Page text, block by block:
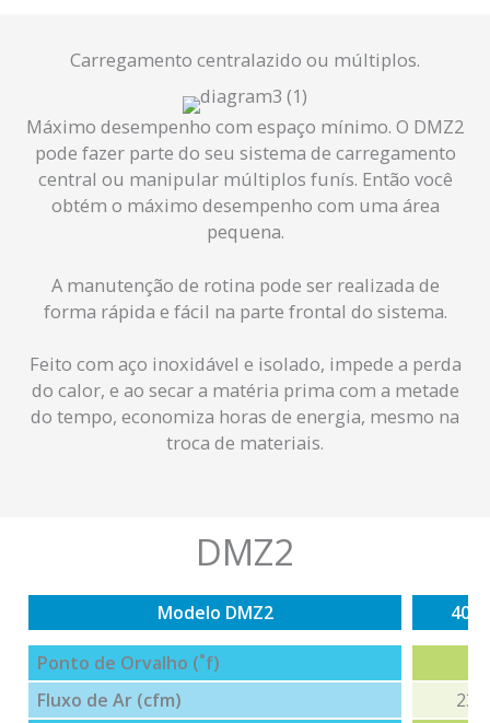
Carregamento centralazido ou múltiplos.
Máximo desempenho com espaço mínimo. O DMZ2
pode fazer parte do seu sistema de carregamento
central ou manipular múltiplos funís. Então você
obtém o máximo desempenho com uma área
pequena.
A manutenção de rotina pode ser realizada de
forma rápida e fácil na parte frontal do sistema.
Feito com aço inoxidável e isolado, impede a perda
do calor, e ao secar a matéria prima com a metade
do tempo, economiza horas de energia, mesmo na
troca de materiais.
DMZ2
Modelo DMZ2 40U
Ponto de Orvalho (˚f)
Fluxo de Ar (cfm)
23